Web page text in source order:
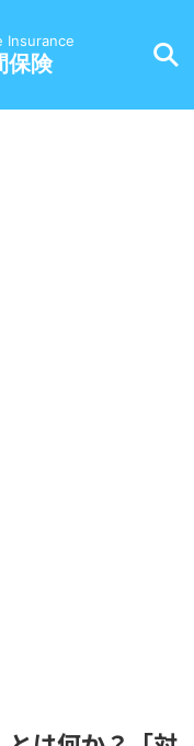
Insurance
保険